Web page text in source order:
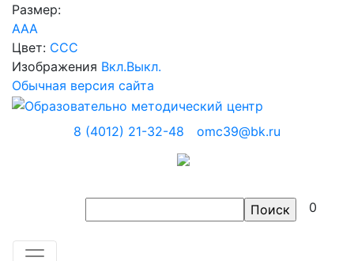
Размер:
AAA
Цвет: CCC
Изображения Вкл.Выкл.
Обычная версия сайта
8 (4012) 21-32-48 omc39@bk.ru
0